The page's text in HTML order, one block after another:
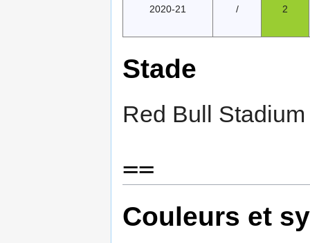
2020-21 / 2
Stade
Red Bull Stadium
==
Couleurs et